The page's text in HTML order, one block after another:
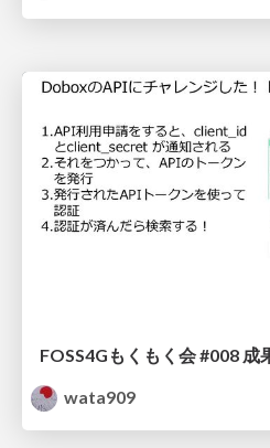
FOSS4Gもくもく会 #008
wata909